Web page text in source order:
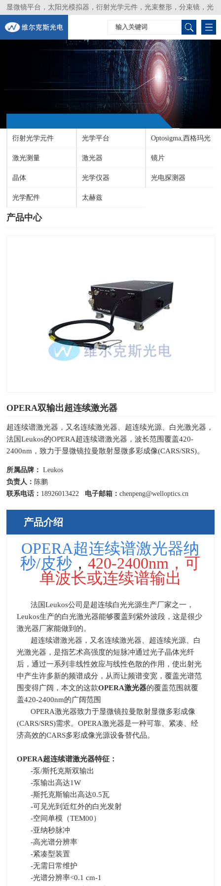
显微镜平台，太阳光模拟器，衍射光学元件，光束整形，分束镜，光
谱仪，生物激光器，光束分析仪，Layertec
衍射光学元件 光学平台 Optosigma,西格玛光
机
激光测量 激光器 镜片
晶体 光学仪器 光电探测器
光学配件 太赫兹
产品中心
OPERA双输出超连续激光器
超连续谱激光器，又名连续激光器、超连续光源、白光激光器，
法国Leukos的OPERA超连续谱激光器，波长范围覆盖420-
2400nm，致力于显微镜拉曼散射显微多彩成像(CARS/SRS)。
所属品牌： Leukos
负责人： 陈鹏
联系电话： 18926013422 电子邮箱：chenpeng@welloptics.cn
产品介绍
OPERA超连续谱激光器纳
秒/皮秒 ，420-2400nm，可
单波长或连续谱输出
法国Leukos公司是超连续白光光源生产厂家之一，
Leukos生产的白光激光器能够覆盖到紫外波段，这是很少
激光器厂家能做到的。
超连续谱激光器，又名连续激光器、超连续光源、白
光激光器，是指艺术高强度的短脉冲通过光子晶体光纤
后，通过一系列非线性效应与线性色散的作用，使出射光
中产生许多新的频谱成分，从而让频谱变宽，覆盖光谱范
围变得广阔，本文的这款OPERA激光器的覆盖范围就覆
盖420-2400nm的广阔范围
OPERA激光器致力于显微镜拉曼散射显微多彩成像
(CARS/SRS)需求。OPERA激光器是一种可靠、紧凑、经
济高效的CARS多彩成像光源设备替代品。
OPERA超连续谱激光器特征：
-泵/斯托克斯双输出
-泵输出高达1W
-斯托克斯输出高达0.5瓦
-可见光到近红外的白光发射
-空间单模（TEM00）
-亚纳秒脉冲
-高光谱分辨率
-紧凑型装置
-无需日常维护
-光谱分辨率<0.1 cm-1